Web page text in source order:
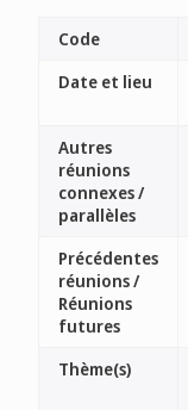
Code
Date et lieu
Autres
réunions
connexes /
parallèles
Précédentes
réunions /
Réunions
futures
Thème(s)